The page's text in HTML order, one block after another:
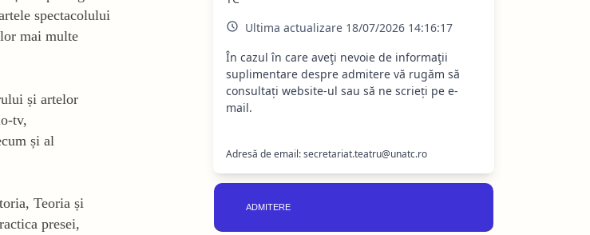
Ultima actualizare 18/07/2026 14:16:17
În cazul în care aveţi nevoie de informaţii
suplimentare despre admitere vă rugăm să
consultați website-ul sau să ne scrieți pe e-
mail.
Adresă de email: secretariat.teatru@unatc.ro
ADMITERE
spectacolului
mai multe
și artelor
tv,
și al
Teoria și
presei,